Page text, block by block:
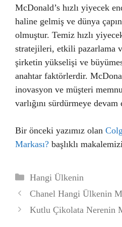
McDonald’s hızlı yiyecek
haline gelmiş ve dünya
olmuştur. Temiz hızlı
stratejileri, etkili pazarlama
şirketin yükselişi ve
anahtar faktörlerdir.
inovasyon ve müşteri
varlığını sürdürmeye devam
Bir önceki yazımız olan
Markası? başlıklı
Kategoriler
Hangi Ülkenin
Chanel Hangi Ülkenin
Kutlu Çikolata Nerenin